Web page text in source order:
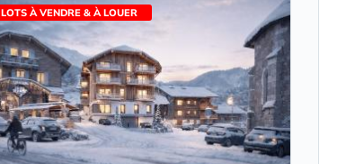
LOTS À VENDRE & À LOUER